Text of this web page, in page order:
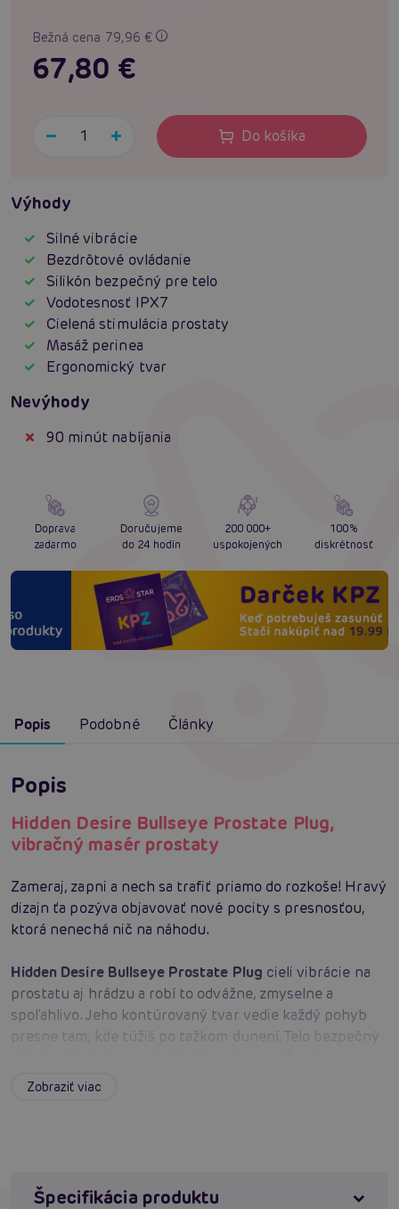
Bežná cena 79,96 €
67,80 €
Do košíka
Výhody
Silné vibrácie
Bezdrôtové ovládanie
Silikón bezpečný pre telo
Vodotesnosť IPX7
Cielená stimulácia prostaty
Masáž perinea
Ergonomický tvar
Nevýhody
90 minút nabíjania
Doprava
zadarmo
Doručujeme
do 24 hodín
200 000+
uspokojených
100%
diskrétnosť
Popis Podobné Články
Popis
Hidden Desire Bullseye Prostate Plug,
vibračný masér prostaty
Zameraj, zapni a nech sa trafiť priamo do rozkoše! Hravý
dizajn ťa pozýva objavovať nové pocity s presnosťou,
ktorá nenechá nič na náhodu.
Hidden Desire Bullseye Prostate Plug cieli vibrácie na
prostatu aj hrádzu a robí to odvážne, zmyselne a
spoľahlivo. Jeho kontúrovaný tvar vedie každý pohyb
presne tam, kde túžiš po ťažkom dunení. Telo bezpečný
(spolu 10) rozohrávajú škádlivú symfóniu. Bezdrôtový
Hmotnosť 220 g dáva dôraz, ergonomické línie prinášajú
Zobraziť viac
Špecifikácia produktu